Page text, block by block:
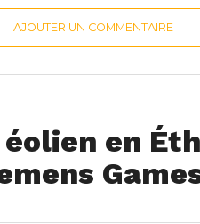
AJOUTER UN COMMENTAIRE
en